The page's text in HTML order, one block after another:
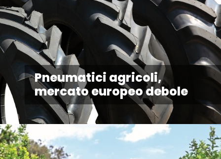
Pneumatici agricoli,
mercato europeo debole